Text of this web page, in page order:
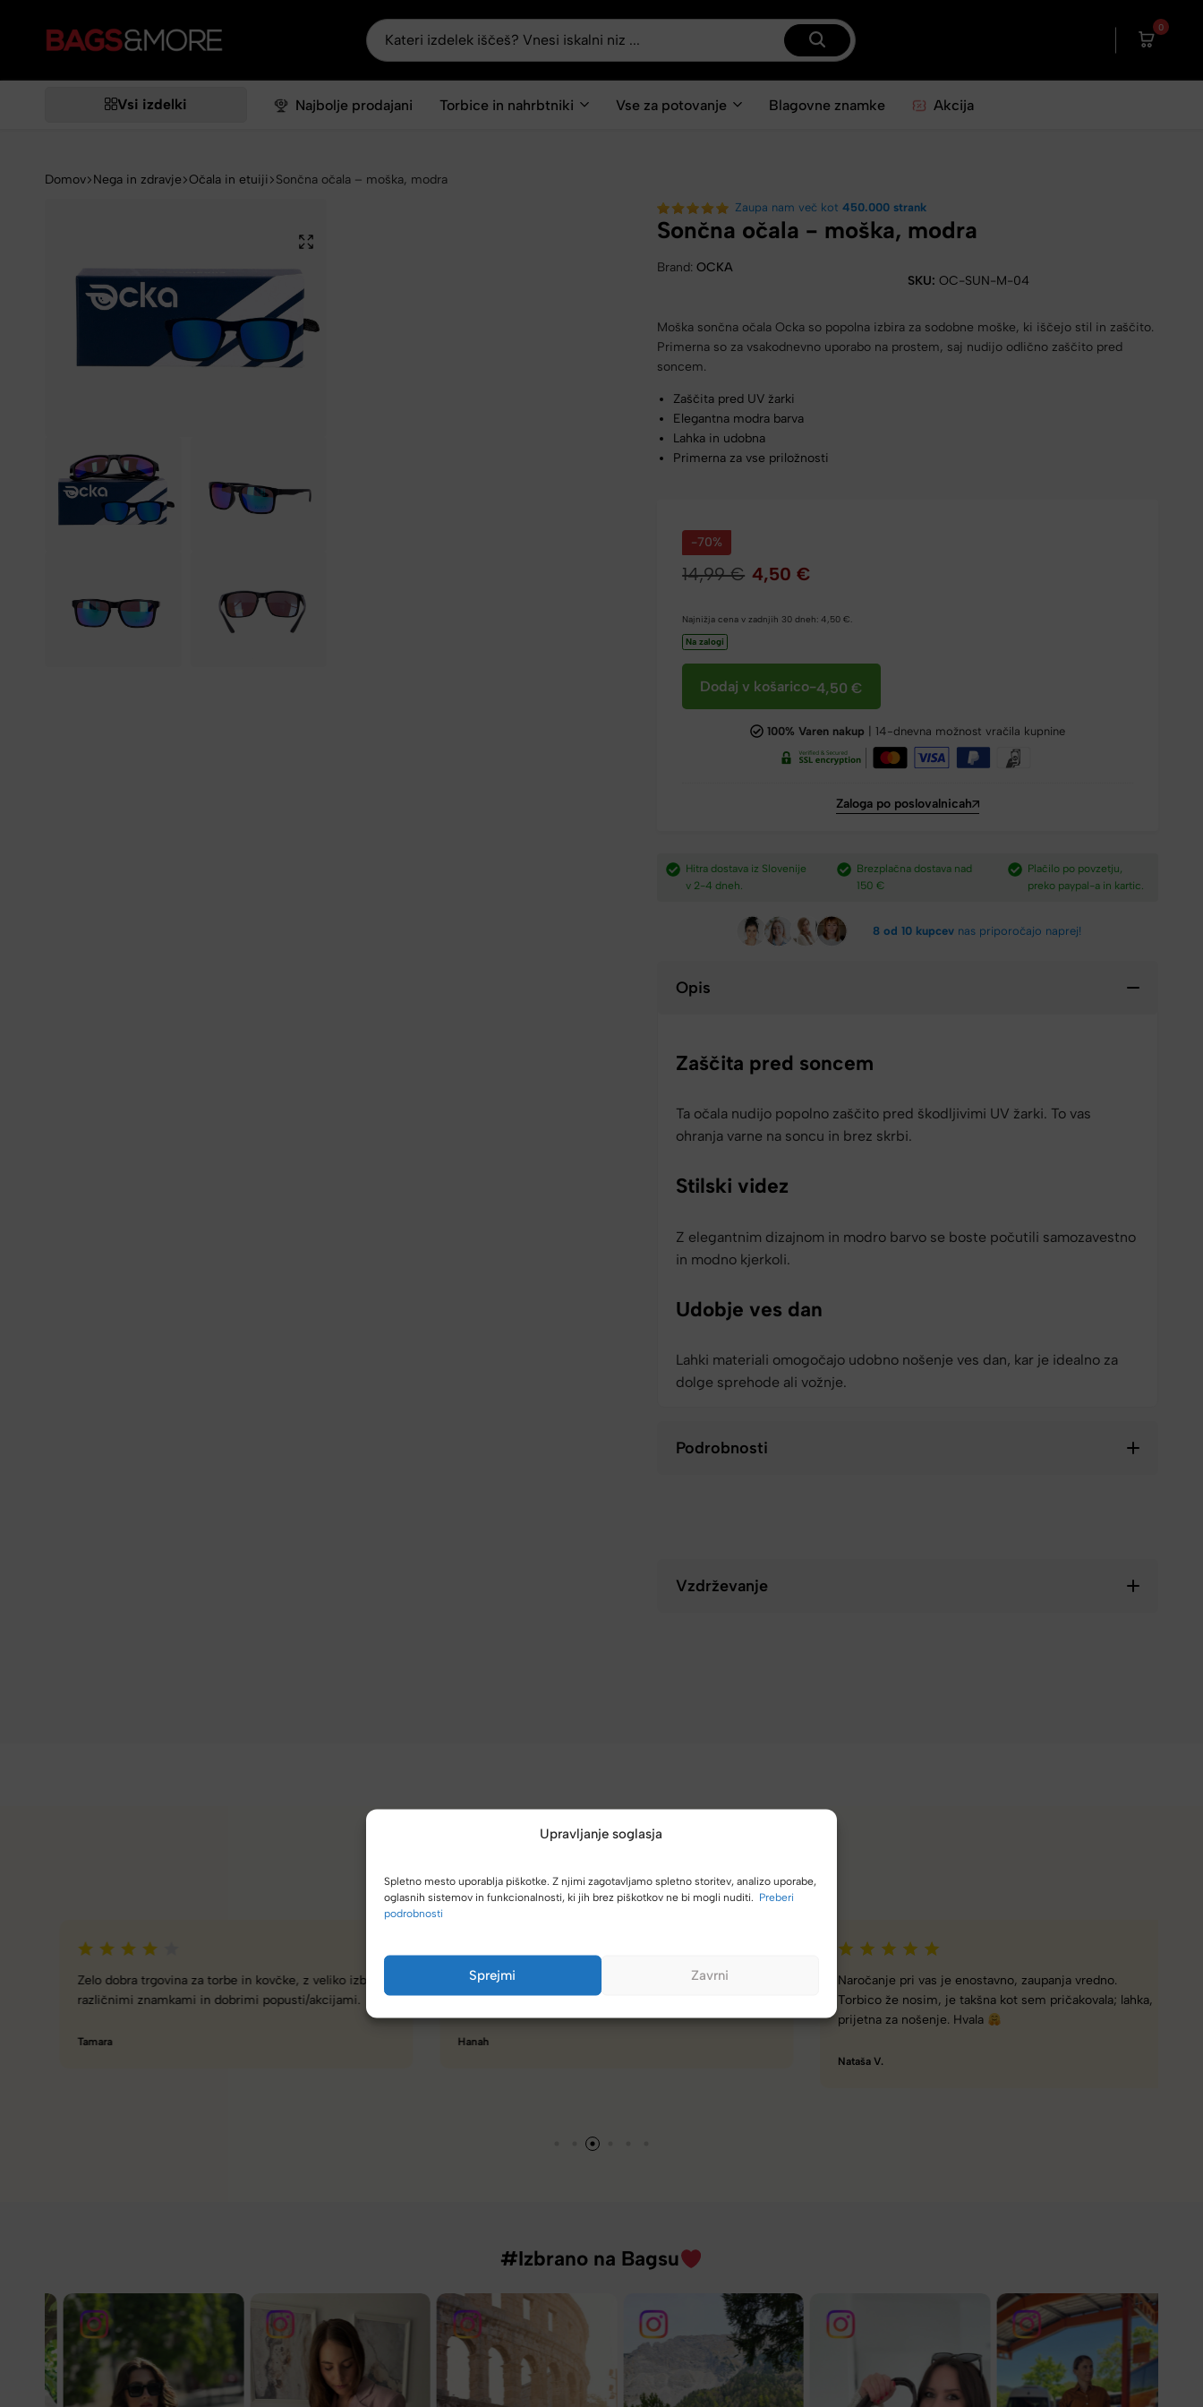
Upravljanje soglasja
Spletno mesto uporablja piškotke. Z njimi zagotavljamo spletno storitev, analizo uporabe,
oglasnih sistemov in funkcionalnosti, ki jih brez piškotkov ne bi mogli nuditi. Preberi
podrobnosti
Sprejmi Zavrni
0
Vsi izdelki Najbolje prodajani Torbice in nahrbtniki Vse za potovanje Blagovne znamke Akcija
Domov Nega in zdravje Očala in etuiji Sončna očala – moška, modra
Zaupa nam več kot450.000 strank
Sončna očala - moška, modra
Brand:OCKA
SKU:OC-SUN-M-04
Moška sončna očala Ocka so popolna izbira za sodobne moške, ki iščejo stil in zaščito.
Primerna so za vsakodnevno uporabo na prostem, saj nudijo odlično zaščito pred
soncem.
Zaščita pred UV žarki
Elegantna modra barva
Lahka in udobna
Primerna za vse priložnosti
-70%
14,99€ 4,50€
Najnižja cena v zadnjih 30 dneh:4,50€.
Na zalogi
Dodaj v košarico-4,50€
100% Varen nakup | 14-dnevna možnost vračila kupnine
Zaloga po poslovalnicah
Hitra dostava iz Slovenije
v 2-4 dneh.​
Brezplačna dostava nad
150 €​
Plačilo po povzetju,
preko paypal-a in kartic.​
8 od 10 kupcevnas priporočajo naprej!
Opis
Zaščita pred soncem
Ta očala nudijo popolno zaščito pred škodljivimi UV žarki. To vas
ohranja varne na soncu in brez skrbi.
Stilski videz
Z elegantnim dizajnom in modro barvo se boste počutili samozavestno
in modno kjerkoli.
Udobje ves dan
Lahki materiali omogočajo udobno nošenje ves dan, kar je idealno za
dolge sprehode ali vožnje.
Podrobnosti
Vzdrževanje
Kupci nas hvalijo zaradi hitre dostave, poštenih cen in velike izbire.
Zelo dobra trgovina za torbe in kovčke, z veliko izbire,
različnimi znamkami in dobrimi popusti/akcijami.
Tamara
Spletna ali fizična trgovina z zelo dobro izbiro torbic,
nahrbtnikov, kovčkov in še več.
Hanah
Naročanje pri vas je enostavno, zaupanja vredno.
Torbico že nosim, je takšna kot sem pričakovala; lahka,
prijetna za nošenje. Hvala
Nataša V.
#Izbrano na Bagsu